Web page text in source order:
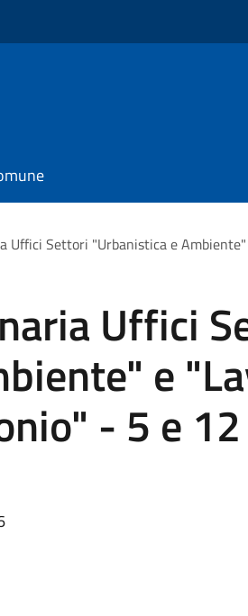
Uffici Settori "Urbanistica e
Uffici
e
- 5 e 12